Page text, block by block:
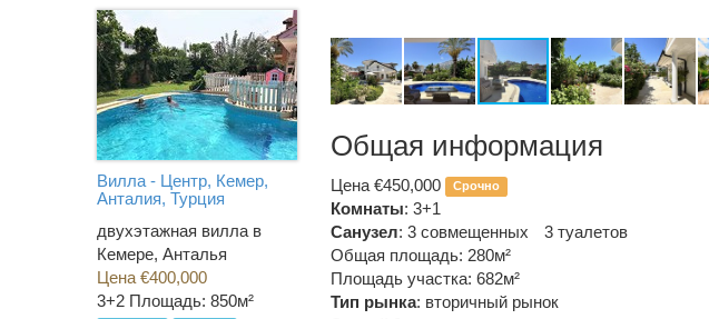
Общая информация
Цена €450,000 Срочно
Комнаты: 3+1
Санузел: 3 совмещенных
3 туалетов
Общая площадь: 280м²
Площадь участка: 682м²
Тип рынка: вторичный рынок
Вилла - Центр, Кемер,
Анталия, Турция
двухэтажная вилла в
Кемере, Анталья
Цена €400,000
3+2 Площадь: 850м²